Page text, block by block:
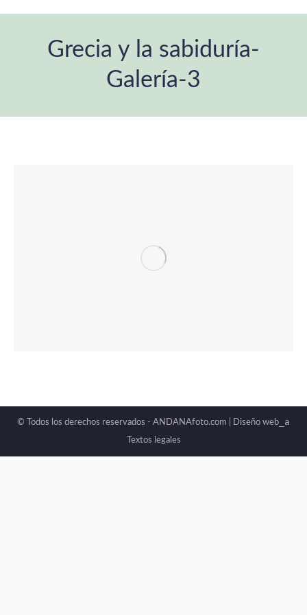
Grecia y la sabiduría-
Galería-3
© Todos los derechos reservados - ANDANAfoto.com | Diseño web _a
Textos legales